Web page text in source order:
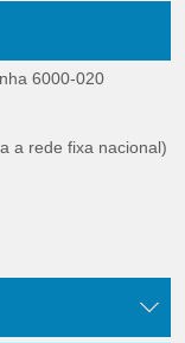
6000-020
a rede fixa nacional)